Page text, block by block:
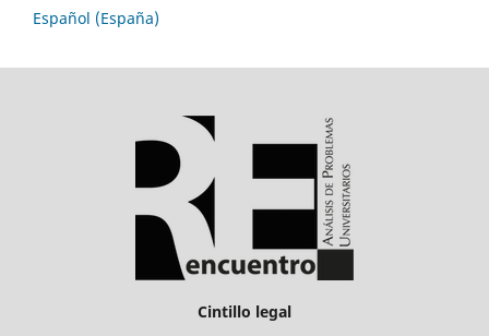
Español (España)
Cintillo legal